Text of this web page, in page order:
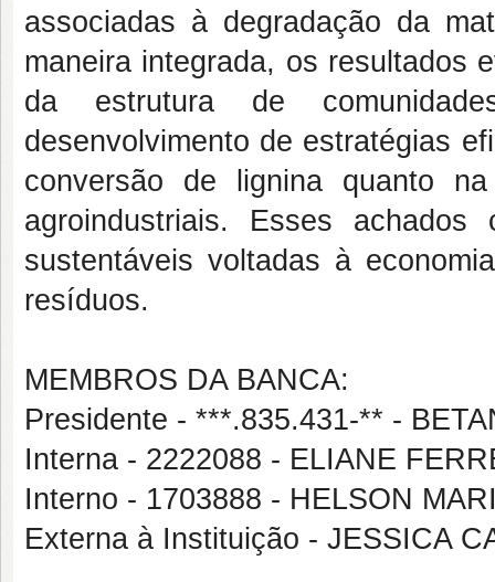
associadas à degradação da
maneira integrada, os resultados
da estrutura de
desenvolvimento de estratégias
conversão de lignina quanto
agroindustriais. Esses
sustentáveis voltadas à
resíduos.
MEMBROS DA BANCA:
Presidente - ***.835.431-** -
Interna - 2222088 - ELIANE
Interno - 1703888 - HELSON
Externa à Instituição - JESSICA